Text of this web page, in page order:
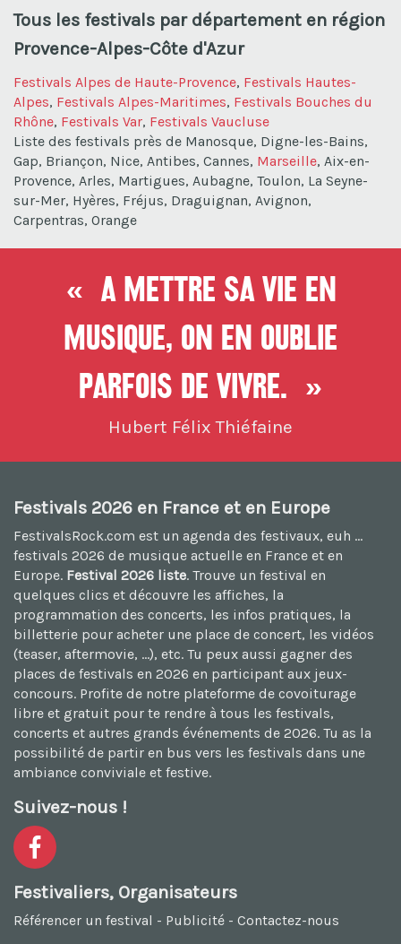
Tous les festivals par département en région
Provence-Alpes-Côte d'Azur
Festivals Alpes de Haute-Provence, Festivals Hautes-
Alpes, Festivals Alpes-Maritimes, Festivals Bouches du
Rhône, Festivals Var, Festivals Vaucluse
Liste des festivals près de Manosque, Digne-les-Bains,
Gap, Briançon, Nice, Antibes, Cannes, Marseille, Aix-en-
Provence, Arles, Martigues, Aubagne, Toulon, La Seyne-
sur-Mer, Hyères, Fréjus, Draguignan, Avignon,
Carpentras, Orange
« A mettre sa vie en
musique, On en oublie
parfois de vivre. »
Hubert Félix Thiéfaine
Festivals 2026 en France et en Europe
FestivalsRock.com est un agenda des festivaux, euh ...
festivals 2026 de musique actuelle en France et en
Europe. Festival 2026 liste. Trouve un festival en
quelques clics et découvre les affiches, la
programmation des concerts, les infos pratiques, la
billetterie pour acheter une place de concert, les vidéos
(teaser, aftermovie, ...), etc. Tu peux aussi gagner des
places de festivals en 2026 en participant aux jeux-
concours. Profite de notre plateforme de covoiturage
libre et gratuit pour te rendre à tous les festivals,
concerts et autres grands événements de 2026. Tu as la
possibilité de partir en bus vers les festivals dans une
ambiance conviviale et festive.
Suivez-nous !
Festivaliers, Organisateurs
Référencer un festival - Publicité - Contactez-nous